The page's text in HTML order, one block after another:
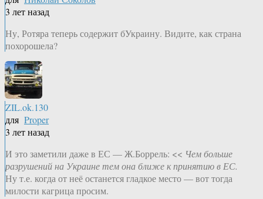
3 лет назад
Ну, Ротяра теперь содержит бУкраину. Видите, как страна
похорошела?
ZIL.ok.130
для Proper
3 лет назад
И это заметили даже в ЕС — Ж.Боррель: << Чем больше
разрушений на Украине тем она ближе к принятию в ЕС.
Ну т.е. когда от неё останется гладкое место — вот тогда
милости кагрица просим.